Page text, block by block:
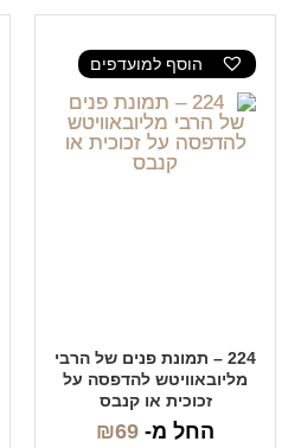
הוסף למועדפים
224 – תמונת פנים של הרבי
מליובאוויטש להדפסה על
זכוכית או קנבס
החל מ- ₪69